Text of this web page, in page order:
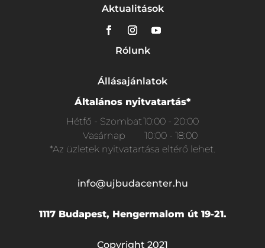
Aktualitások
Rólunk
Állásajánlatok
Általános nyitvatartás*
Hétfő - Szombat10:00 - 20:00
Vasárnap
10:00 - 18:00
*Az üzletek nyitvatartása eltérő lehet.
info@ujbudacenter.hu
1117 Budapest, Hengermalom út 19-21.
Copyright 2021